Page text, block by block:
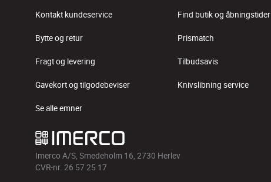
Kontakt kundeservice
Bytte og retur
Fragt og levering
Gavekort og tilgodebeviser
Se alle emner
Find butik og åbningstider
Prismatch
Tilbudsavis
Knivslibning service
Imerco A/S, Smedeholm 16, 2730 Herlev
CVR-nr. 26 57 25 17